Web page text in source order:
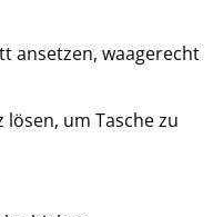
ansetzen, waagerecht
lösen, um Tasche zu